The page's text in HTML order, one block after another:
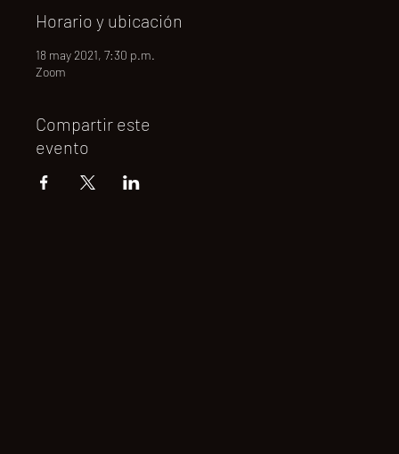
Horario y ubicación
18 may 2021, 7:30 p.m.
Zoom
Compartir este
evento